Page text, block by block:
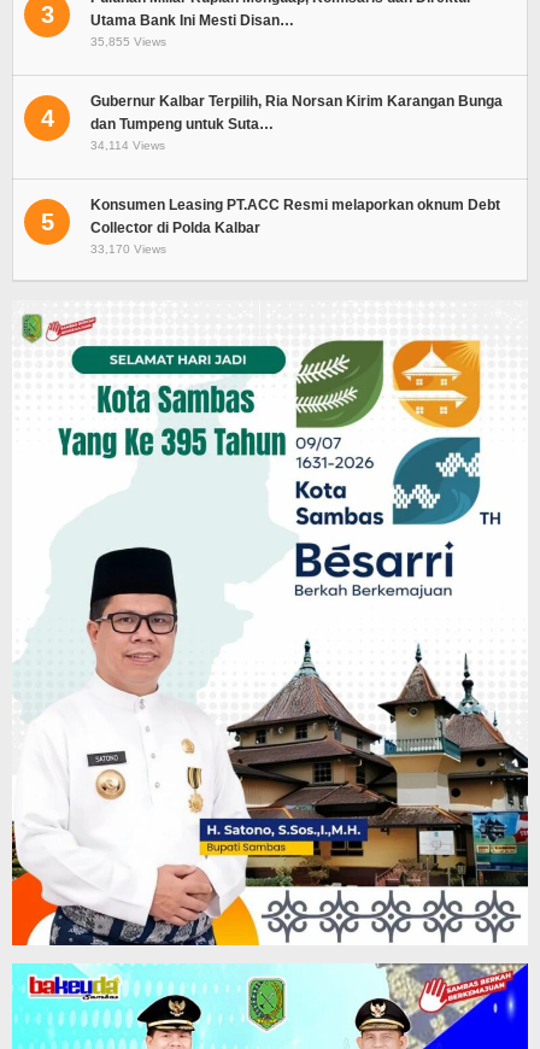
3
Utama Bank Ini Mesti Disan…
35,855 Views
4
Gubernur Kalbar Terpilih, Ria Norsan Kirim Karangan Bunga
dan Tumpeng untuk Suta…
34,114 Views
5
Konsumen Leasing PT.ACC Resmi melaporkan oknum Debt
Collector di Polda Kalbar
33,170 Views